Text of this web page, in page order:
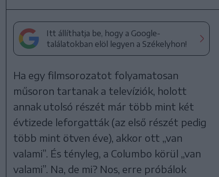
Itt állíthatja be, hogy a Google-
találatokban elöl legyen a Székelyhon!
Ha egy filmsorozatot folyamatosan
műsoron tartanak a televíziók, holott
annak utolsó részét már több mint két
évtizede leforgatták (az első részét pedig
több mint ötven éve), akkor ott „van
valami”. És tényleg, a Columbo körül „van
valami”. Na, de mi? Nos, erre próbálok